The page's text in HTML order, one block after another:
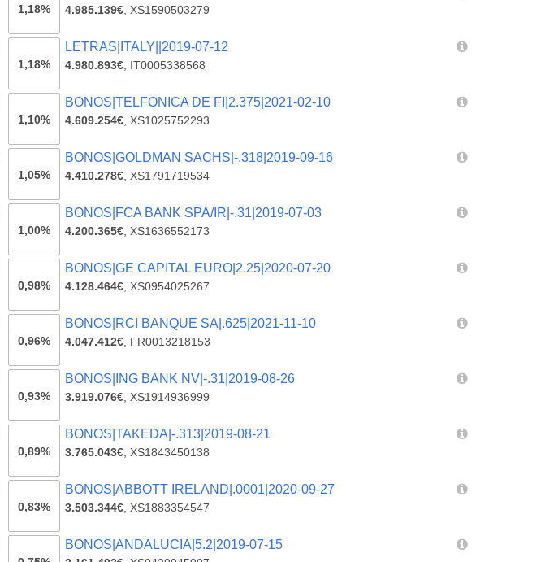
1,18% 4.985.139€,XS1590503279
1,18%
LETRAS|ITALY||2019-07-12
4.980.893€, IT0005338568
1,10%
BONOS|TELFONICA DE FI|2.375|2021-02-10
4.609.254€,XS1025752293
1,05%
BONOS|GOLDMAN SACHS|-.318|2019-09-16
4.410.278€,XS1791719534
1,00%
BONOS|FCA BANK SPA/IR|-.31|2019-07-03
4.200.365€,XS1636552173
0,98%
BONOS|GE CAPITAL EURO|2.25|2020-07-20
4.128.464€,XS0954025267
0,96%
BONOS|RCI BANQUE SA|.625|2021-11-10
4.047.412€, FR0013218153
0,93%
BONOS|ING BANK NV|-.31|2019-08-26
3.919.076€,XS1914936999
0,89%
BONOS|TAKEDA|-.313|2019-08-21
3.765.043€,XS1843450138
0,83%
BONOS|ABBOTT IRELAND|.0001|2020-09-27
3.503.344€,XS1883354547
BONOS|ANDALUCIA|5.2|2019-07-15